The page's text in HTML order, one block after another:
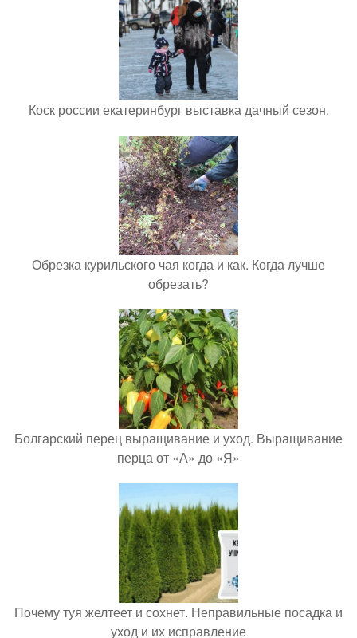
Коск россии екатеринбург выставка дачный сезон.
Обрезка курильского чая когда и как. Когда лучше
обрезать?
Болгарский перец выращивание и уход. Выращивание
перца от «А» до «Я»
Почему туя желтеет и сохнет. Неправильные посадка и
уход и их исправление